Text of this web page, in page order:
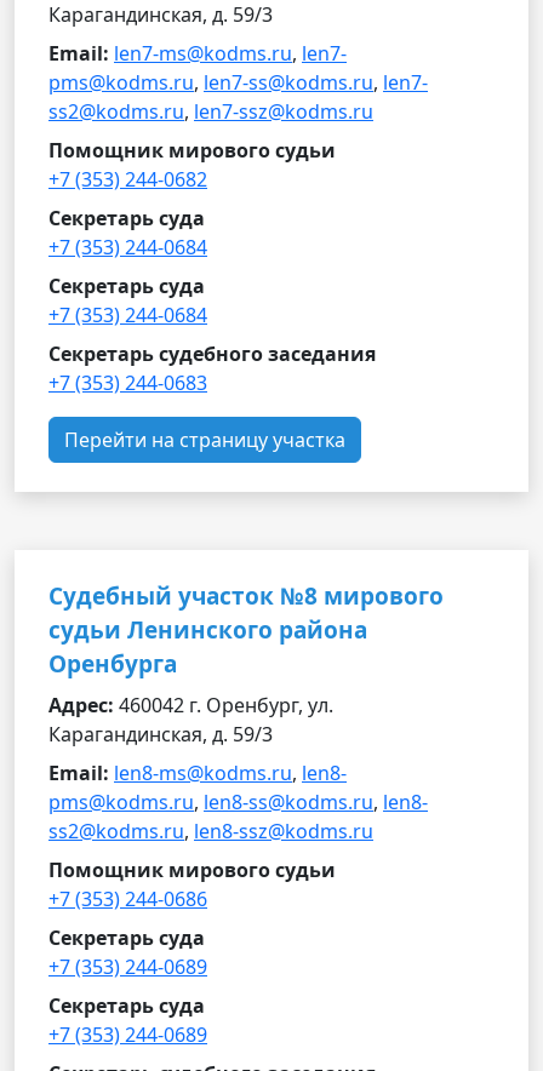
Карагандинская, д. 59/3
Email: len7-ms@kodms.ru, len7-
pms@kodms.ru, len7-ss@kodms.ru, len7-
ss2@kodms.ru, len7-ssz@kodms.ru
Помощник мирового судьи
+7 (353) 244-0682
Секретарь суда
+7 (353) 244-0684
Секретарь суда
+7 (353) 244-0684
Секретарь судебного заседания
+7 (353) 244-0683
Перейти на страницу участка
Судебный участок №8 мирового
судьи Ленинского района
Оренбурга
Адрес: 460042 г. Оренбург, ул.
Карагандинская, д. 59/3
Email: len8-ms@kodms.ru, len8-
pms@kodms.ru, len8-ss@kodms.ru, len8-
ss2@kodms.ru, len8-ssz@kodms.ru
Помощник мирового судьи
+7 (353) 244-0686
Секретарь суда
+7 (353) 244-0689
Секретарь суда
+7 (353) 244-0689